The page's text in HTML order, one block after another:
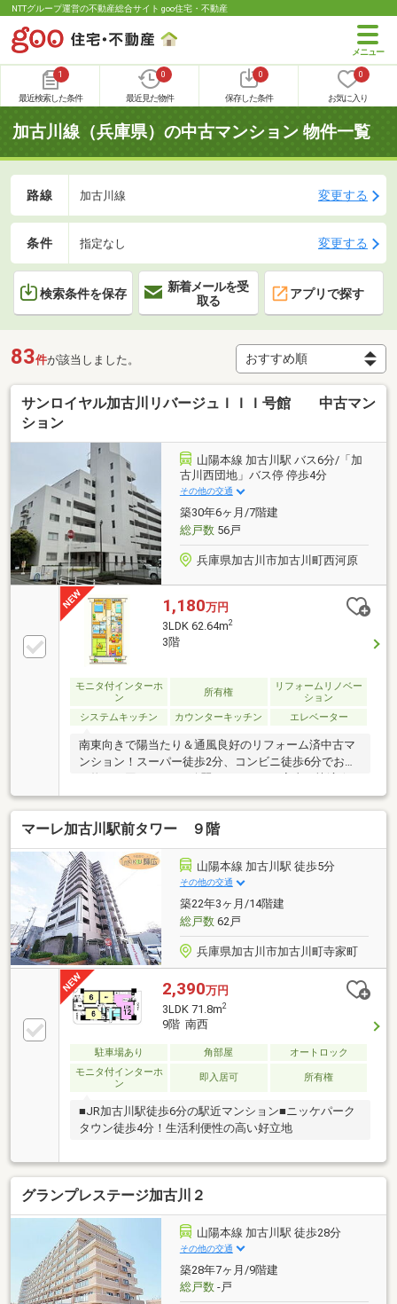
NTTグループ運営の不動産総合サイト goo住宅・不動産
1
最近検索した条件
0
最近見た物件
0
保存した条件
0
お気に入り
加古川線（兵庫県）の中古マンション 物件一覧
路線 加古川線 変更する
条件 指定なし 変更する
検索条件を保存
新着メールを受
取る
アプリで探す
83件が該当しました。
サンロイヤル加古川リバージュＩＩＩ号館 中古マン
ション
山陽本線 加古川駅 バス6分/「加
古川西団地」バス停 停歩4分
その他の交通
築30年6ヶ月/7階建
総戸数56戸
兵庫県加古川市加古川町西河原
1,180万円
3LDK 62.64m2
3階
モニタ付インターホ
ン
所有権
リフォームリノベー
ション
システムキッチン
カウンターキッチン エレベーター
南東向きで陽当たり＆通風良好のリフォーム済中古マ
ンション！スーパー徒歩2分、コンビニ徒歩6分でお買
マーレ加古川駅前タワー ９階
山陽本線 加古川駅 徒歩5分
その他の交通
築22年3ヶ月/14階建
総戸数62戸
兵庫県加古川市加古川町寺家町
2,390万円
3LDK 71.8m2
9階 南西
駐車場あり 角部屋
オートロック
モニタ付インターホ
ン
即入居可 所有権
■JR加古川駅徒歩6分の駅近マンション■ニッケパーク
タウン徒歩4分！生活利便性の高い好立地
グランプレステージ加古川２
山陽本線 加古川駅 徒歩28分
その他の交通
築28年7ヶ月/9階建
総戸数-戸